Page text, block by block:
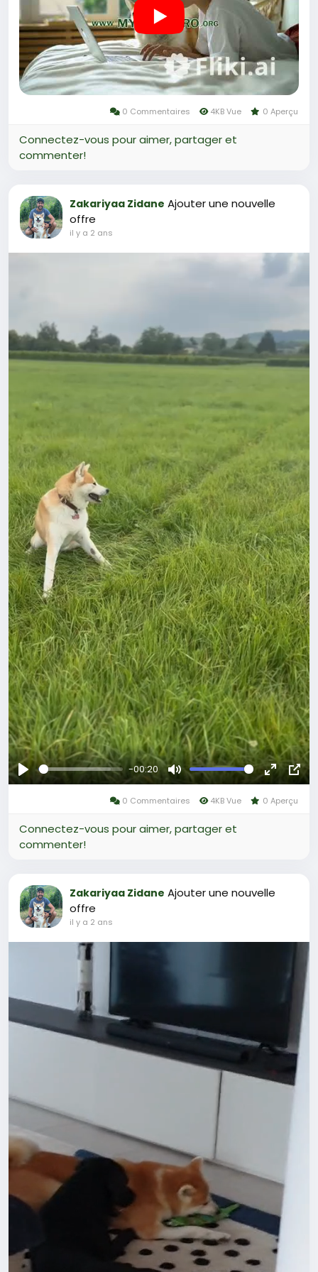
0 Commentaires 4KB Vue 0 Aperçu
Connectez-vous pour aimer, partager et
commenter!
Zakariyaa Zidane Ajouter une nouvelle
offre
il y a 2 ans
Se
-00:20
Muet
Plein
écran
0 Commentaires 4KB Vue 0 Aperçu
Connectez-vous pour aimer, partager et
commenter!
Zakariyaa Zidane Ajouter une nouvelle
offre
il y a 2 ans